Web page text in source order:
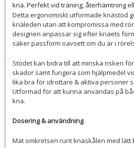
knä. Perfekt vid träning, återhämtning
Detta ergonomiskt utformade knästöd
knäleden utan att kompromissa med
designen anpassar sig efter knäets
säker passform oavsett om du är i
Stödet kan bidra till att minska risken
skador samt fungera som hjälpmedel
lika bra för idrottare & aktiva personer
Utformad för att kunna användas på
knä.
Dosering & användning
Mät omkretsen runt knäskålen med lätt